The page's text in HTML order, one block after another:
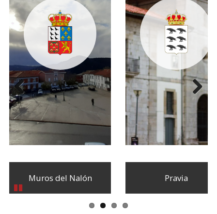
Muros del Nalón Pravia
Anterior Siguiente